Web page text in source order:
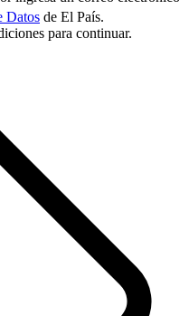
Datos de El País.
para continuar.